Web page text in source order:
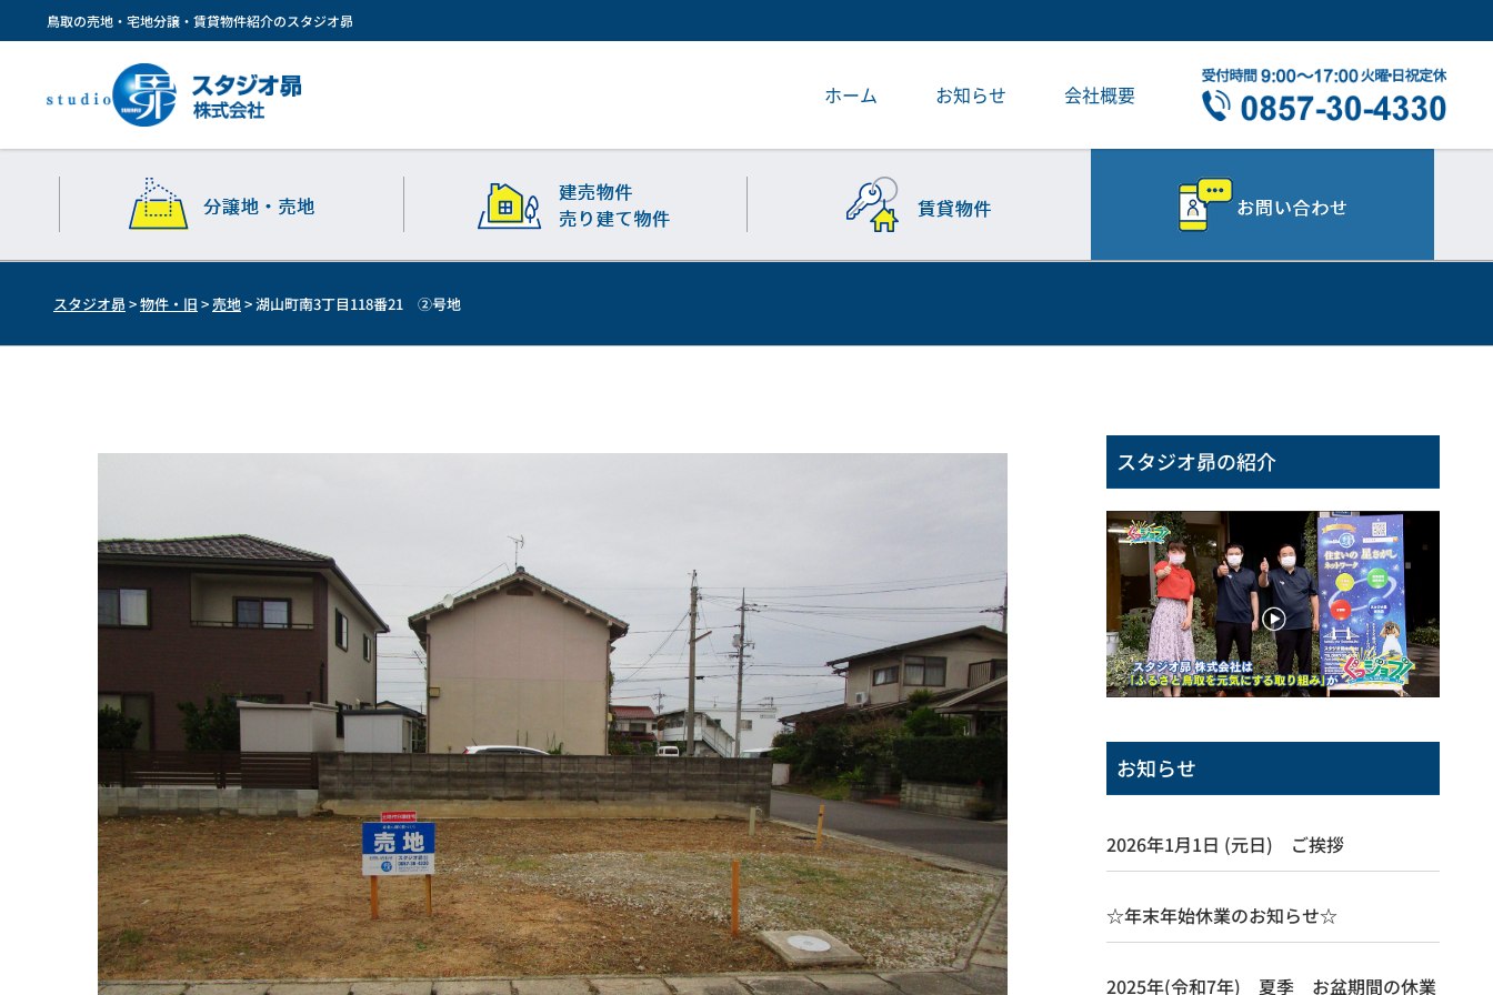
鳥取の売地・宅地分譲・賃貸物件紹介のスタジオ昴
ホーム お知らせ 会社概要
スタジオ昴 >物件・旧 >売地>湖山町南3丁目118番21 ②号地
スタジオ昴の紹介
お知らせ
2026年1月1日 (元日) ご挨拶
☆年末年始休業のお知らせ☆
2025年(令和7年) 夏季 お盆期間の休業